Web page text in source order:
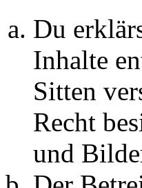
Du
Inhalte
Sitten
Recht
und